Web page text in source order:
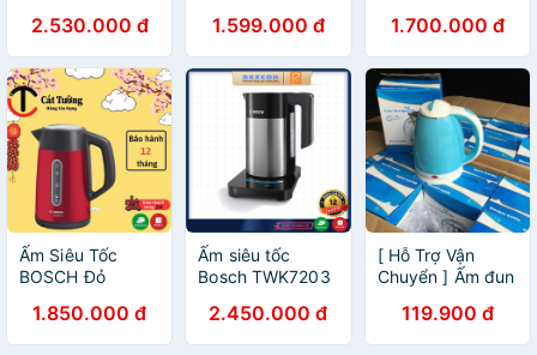
tích 1,7 lít vỏ thép
cách nhiệt an
toàn
2.530.000 đ
Màu vàng đồng
[nhập Đức chính
hãng]
1.599.000 đ
đỏ dung tích 1,7
lít
1.700.000 đ
Ấm Siêu Tốc
BOSCH Đỏ
Hàng Chính Hãng
1.850.000 đ
Ấm siêu tốc
Bosch TWK7203
vỏ thép an toàn
2.450.000 đ
[ Hỗ Trợ Vận
Chuyển ] Ấm đun
1.8L 2 lớp (chống
nóng)
119.900 đ